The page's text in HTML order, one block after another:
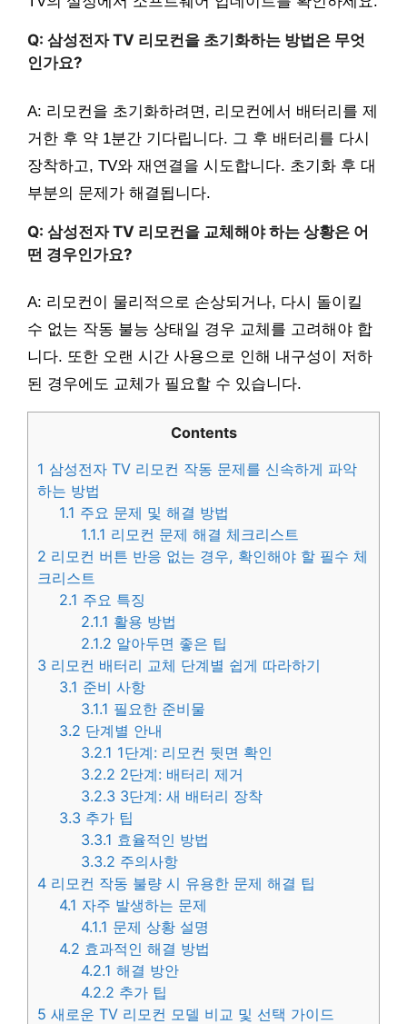
Q: 삼성전자 TV 리모컨을 초기화하는 방법은 무엇
인가요?
A: 리모컨을 초기화하려면, 리모컨에서 배터리를 제
거한 후 약 1분간 기다립니다. 그 후 배터리를 다시
장착하고, TV와 재연결을 시도합니다. 초기화 후 대
부분의 문제가 해결됩니다.
Q: 삼성전자 TV 리모컨을 교체해야 하는 상황은 어
떤 경우인가요?
A: 리모컨이 물리적으로 손상되거나, 다시 돌이킬
수 없는 작동 불능 상태일 경우 교체를 고려해야 합
니다. 또한 오랜 시간 사용으로 인해 내구성이 저하
된 경우에도 교체가 필요할 수 있습니다.
Contents
1 삼성전자 TV 리모컨 작동 문제를 신속하게 파악
하는 방법
1.1 주요 문제 및 해결 방법
1.1.1 리모컨 문제 해결 체크리스트
2 리모컨 버튼 반응 없는 경우, 확인해야 할 필수 체
크리스트
2.1 주요 특징
2.1.1 활용 방법
2.1.2 알아두면 좋은 팁
3 리모컨 배터리 교체 단계별 쉽게 따라하기
3.1 준비 사항
3.1.1 필요한 준비물
3.2 단계별 안내
3.2.1 1단계: 리모컨 뒷면 확인
3.2.2 2단계: 배터리 제거
3.2.3 3단계: 새 배터리 장착
3.3 추가 팁
3.3.1 효율적인 방법
3.3.2 주의사항
4 리모컨 작동 불량 시 유용한 문제 해결 팁
4.1 자주 발생하는 문제
4.1.1 문제 상황 설명
4.2 효과적인 해결 방법
4.2.1 해결 방안
4.2.2 추가 팁
5 새로운 TV 리모컨 모델 비교 및 선택 가이드